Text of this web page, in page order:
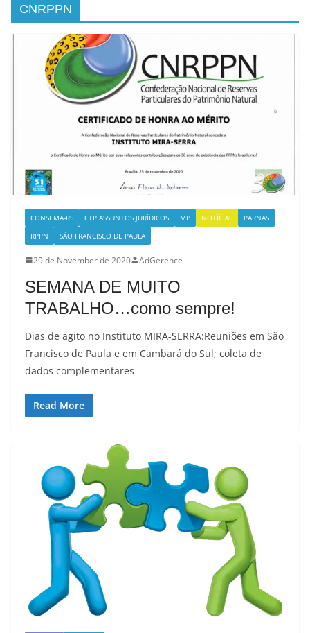
CNRPPN
CONSEMA-RS CTP ASSUNTOS JURÍDICOS MP NOTÍCIAS
PARNAS
RPPN
SÃO FRANCISCO DE PAULA
29 de November de 2020 AdGerence
SEMANA DE MUITO
TRABALHO…como sempre!
Dias de agito no Instituto MIRA-SERRA:Reuniões em São
Francisco de Paula e em Cambará do Sul; coleta de
dados complementares
Read More